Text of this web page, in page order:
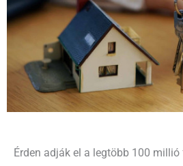
Érden adják el a legtöbb 100